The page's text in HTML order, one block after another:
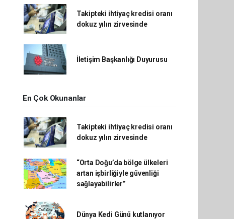
Takipteki ihtiyaç kredisi oranı
dokuz yılın zirvesinde
İletişim Başkanlığı Duyurusu
En Çok Okunanlar
Takipteki ihtiyaç kredisi oranı
dokuz yılın zirvesinde
“Orta Doğu’da bölge ülkeleri
artan işbirliğiyle güvenliği
sağlayabilirler”
Dünya Kedi Günü kutlanıyor